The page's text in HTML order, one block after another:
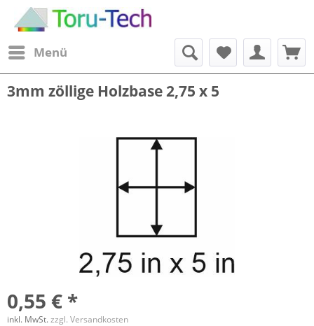
Menü
3mm zöllige Holzbase 2,75 x 5
0,55 € *
inkl. MwSt.zzgl. Versandkosten